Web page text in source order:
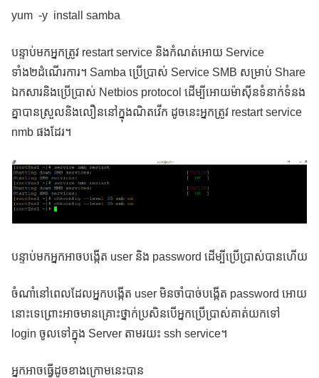
yum -y install samba
បន្ទាប់មកអ្នកត្រូវ restart service និងកំណត់អោយ Service
ទាំង២ដំណើរការ។ Samba ប្រើប្រាស់ Service SMB សម្រាប់ Share
ឯកសារនិងប្រើប្រាស់ Netbios protocol ដើម្បីអោយម៉ាស៊ីនទំនាក់ទំនង
គ្នាបានស្រួលនិងលឿននៅក្នុងណិតវើក ដូចនេះអ្នកត្រូវ restart service
nmb ផងដែរ។
បន្ទាប់មកអ្នកអាចបង្កើត user និង password ដើម្បីប្រើប្រាស់បានហើយ
ចំណាំនៅពេលដែលអ្នកបង្កើត user មិនចាំបាច់បង្កើត password អោយ
នោះទេព្រោះអាចមានគ្រោះថ្នាក់ប្រសិនបើអ្នកប្រើប្រាស់គាត់យកទៅ
login ចូលទៅក្នុង Server តាមរយះ ssh service។
អ្នកអាចធ្វើដូចខាងក្រោមនេះបាន